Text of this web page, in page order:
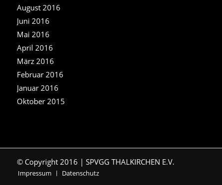
August 2016
Juni 2016
Mai 2016
April 2016
März 2016
Februar 2016
Januar 2016
Oktober 2015
© Copyright 2016 | SPVGG THALKIRCHEN E.V.
Impressum Datenschutz